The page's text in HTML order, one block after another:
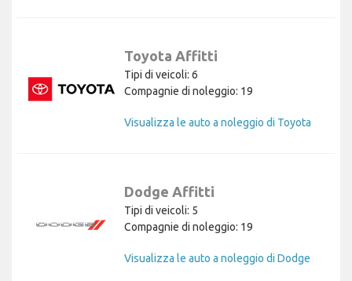
Toyota Affitti
Tipi di veicoli: 6
Compagnie di noleggio: 19
Visualizza le auto a noleggio di Toyota
Dodge Affitti
Tipi di veicoli: 5
Compagnie di noleggio: 19
Visualizza le auto a noleggio di Dodge